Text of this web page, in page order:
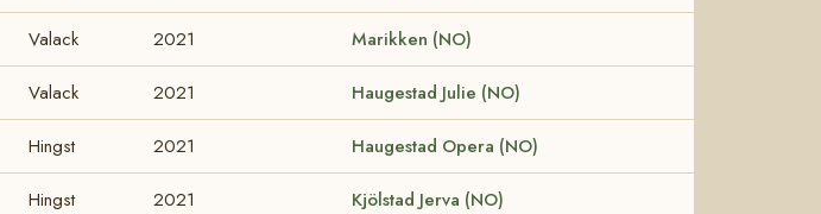
Valack 2021 Marikken (NO)
Valack 2021 Haugestad Julie (NO)
Hingst 2021 Haugestad Opera (NO)
Hingst 2021 Kjölstad Jerva (NO)